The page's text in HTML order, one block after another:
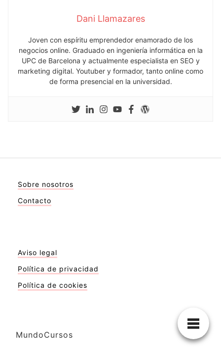
Dani Llamazares
Joven con espíritu emprendedor enamorado de los
negocios online. Graduado en ingeniería informática en la
UPC de Barcelona y actualmente especialista en SEO y
marketing digital. Youtuber y formador, tanto online como
de forma presencial en la universidad.
Sobre nosotros
Contacto
Aviso legal
Política de privacidad
Política de cookies
MundoCursos